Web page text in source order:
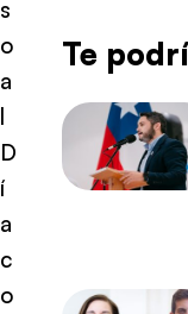
s
o
a
l
D
í
a
c
o
Te